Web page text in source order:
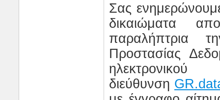
Σας
δικαιώματα
παραλήπτρια
Προστασίας
διεύθυνση GR.